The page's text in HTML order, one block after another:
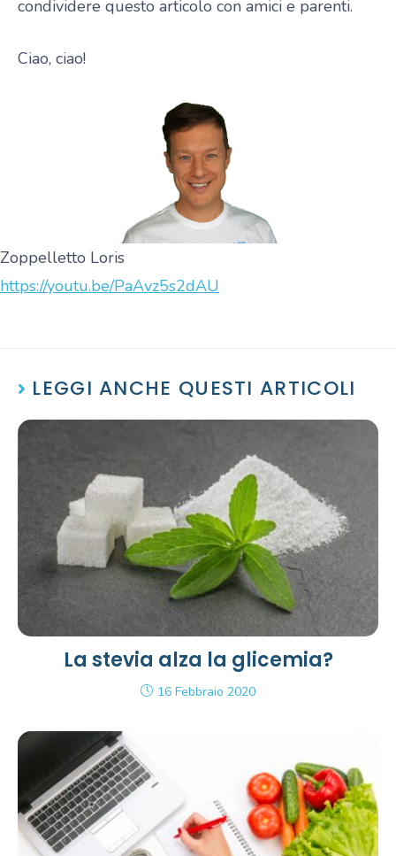
condividere questo articolo con amici e parenti.
Ciao, ciao!
Zoppelletto Loris
https://youtu.be/PaAvz5s2dAU
LEGGI ANCHE QUESTI ARTICOLI
La stevia alza la glicemia?
16 Febbraio 2020